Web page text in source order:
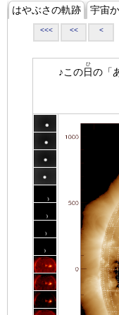
はやぶさの軌跡 宇宙
<<< << <
♪この日
ひ
の「